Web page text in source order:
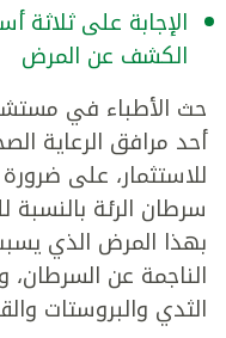
الإجابة على ثلاثة
الكشف عن المرض
حث الأطباء في
أحد مرافق الرعاية
للاستثمار، على
سرطان الرئة
الناجمة عن
الثدي والبروستات